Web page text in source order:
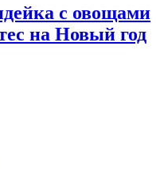
с овощами
на Новый год